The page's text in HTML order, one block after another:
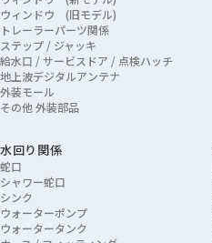
ウィンドウ (旧モデル)
トレーラーパーツ関係
ステップ / ジャッキ
給水口 / サービスドア / 点検ハッチ
地上波デジタルアンテナ
外装モール
その他 外装部品
水回り関係
蛇口
シャワー蛇口
シンク
ウォーターポンプ
ウォータータンク